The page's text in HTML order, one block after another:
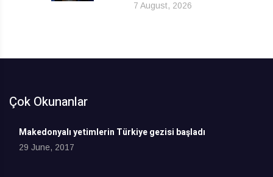
7 August, 2026
Çok Okunanlar
Makedonyalı yetimlerin Türkiye gezisi başladı
29 June, 2017